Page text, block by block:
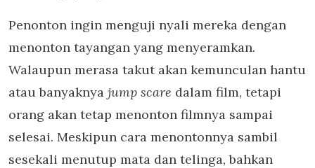
Penonton ingin menguji nyali mereka dengan
menonton tayangan yang menyeramkan.
Walaupun merasa takut akan kemunculan hantu
atau banyaknya jump scare dalam film, tetapi
orang akan tetap menonton filmnya sampai
selesai. Meskipun cara menontonnya sambil
sesekali menutup mata dan telinga, bahkan